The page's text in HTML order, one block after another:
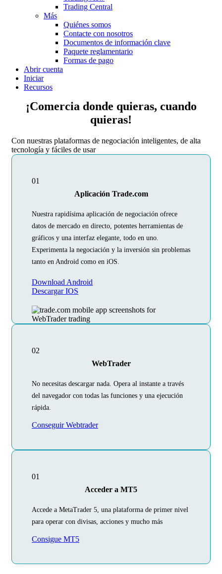
Trading Central
Más
Quiénes somos
Contacte con nosotros
Documentos de información clave
Paquete reglamentario
Formas de pago
Abrir cuenta
Iniciar
Recursos
¡Comercia donde quieras, cuando
quieras!
Con nuestras plataformas de negociación inteligentes, de alta
tecnología y fáciles de usar
01
Aplicación Trade.com
Nuestra rapidísima aplicación de negociación ofrece
datos de mercado en directo, potentes herramientas de
gráficos y una interfaz elegante, todo en uno.
Experimenta la negociación y la inversión sin problemas
tanto en Android como en iOS.
Download Android
Descargar IOS
02
WebTrader
No necesitas descargar nada. Opera al instante a través
del navegador con todas las funciones y una ejecución
rápida.
Conseguir Webtrader
01
Acceder a MT5
Accede a MetaTrader 5, una plataforma de primer nivel
para operar con divisas, acciones y mucho más
Consigue MT5